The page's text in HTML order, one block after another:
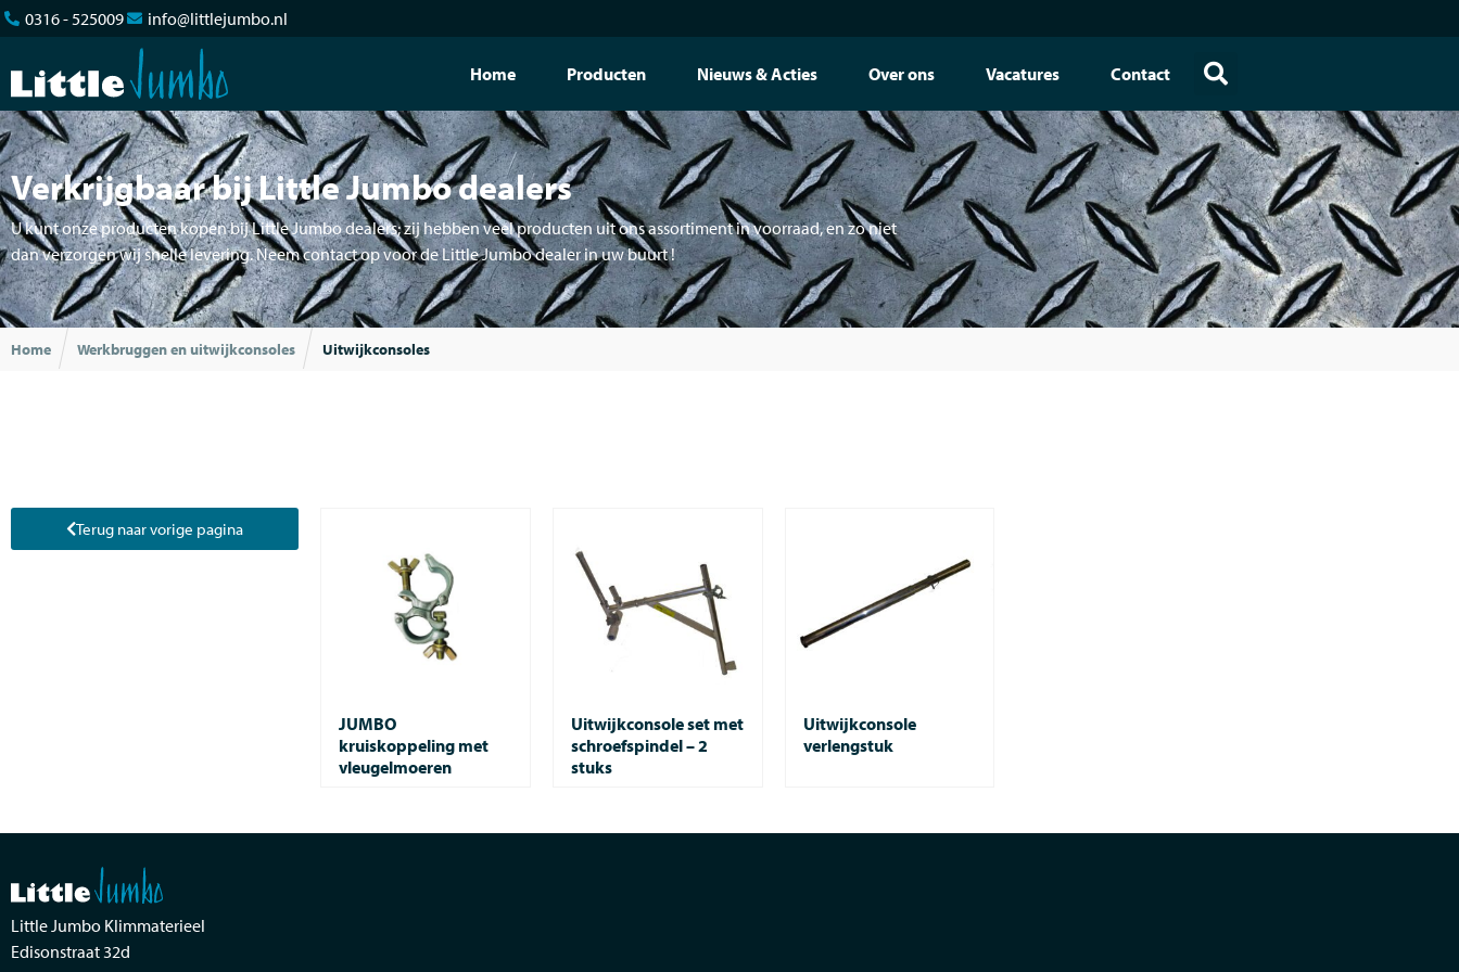
0316 - 525009 info@littlejumbo.nl
Home Producten Nieuws & Acties Over ons Vacatures Contact
Verkrijgbaar bij Little Jumbo dealers
U kunt onze producten kopen bij Little Jumbo dealers; zij hebben veel producten uit ons assortiment in voorraad, en zo niet
dan verzorgen wij snelle levering. Neem contact op voor de Little Jumbo dealer in uw buurt !
Home Werkbruggen en uitwijkconsoles Uitwijkconsoles
Terug naar vorige pagina
JUMBO
kruiskoppeling met
vleugelmoeren
Uitwijkconsole set met
schroefspindel – 2
stuks
Uitwijkconsole
verlengstuk
Little Jumbo Klimmaterieel
Edisonstraat 32d